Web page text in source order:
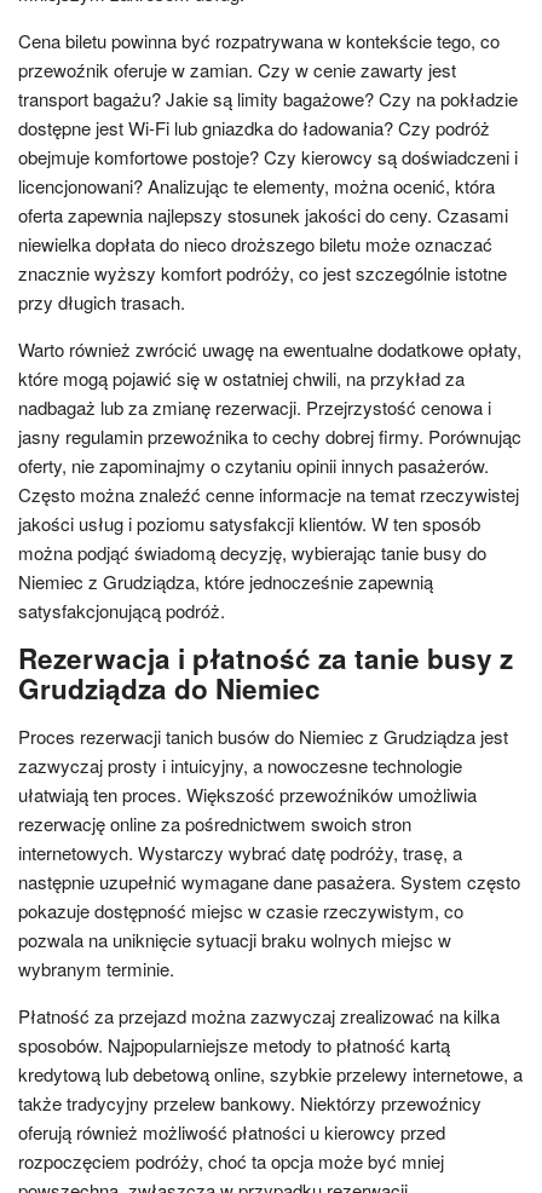
Cena biletu powinna być rozpatrywana w kontekście tego, co
przewoźnik oferuje w zamian. Czy w cenie zawarty jest
transport bagażu? Jakie są limity bagażowe? Czy na pokładzie
dostępne jest Wi-Fi lub gniazdka do ładowania? Czy podróż
obejmuje komfortowe postoje? Czy kierowcy są doświadczeni i
licencjonowani? Analizując te elementy, można ocenić, która
oferta zapewnia najlepszy stosunek jakości do ceny. Czasami
niewielka dopłata do nieco droższego biletu może oznaczać
znacznie wyższy komfort podróży, co jest szczególnie istotne
przy długich trasach.
Warto również zwrócić uwagę na ewentualne dodatkowe opłaty,
które mogą pojawić się w ostatniej chwili, na przykład za
nadbagaż lub za zmianę rezerwacji. Przejrzystość cenowa i
jasny regulamin przewoźnika to cechy dobrej firmy. Porównując
oferty, nie zapominajmy o czytaniu opinii innych pasażerów.
Często można znaleźć cenne informacje na temat rzeczywistej
jakości usług i poziomu satysfakcji klientów. W ten sposób
można podjąć świadomą decyzję, wybierając tanie busy do
Niemiec z Grudziądza, które jednocześnie zapewnią
satysfakcjonującą podróż.
Rezerwacja i płatność za tanie busy z
Grudziądza do Niemiec
Proces rezerwacji tanich busów do Niemiec z Grudziądza jest
zazwyczaj prosty i intuicyjny, a nowoczesne technologie
ułatwiają ten proces. Większość przewoźników umożliwia
rezerwację online za pośrednictwem swoich stron
internetowych. Wystarczy wybrać datę podróży, trasę, a
następnie uzupełnić wymagane dane pasażera. System często
pokazuje dostępność miejsc w czasie rzeczywistym, co
pozwala na uniknięcie sytuacji braku wolnych miejsc w
wybranym terminie.
Płatność za przejazd można zazwyczaj zrealizować na kilka
sposobów. Najpopularniejsze metody to płatność kartą
kredytową lub debetową online, szybkie przelewy internetowe, a
także tradycyjny przelew bankowy. Niektórzy przewoźnicy
oferują również możliwość płatności u kierowcy przed
rozpoczęciem podróży, choć ta opcja może być mniej